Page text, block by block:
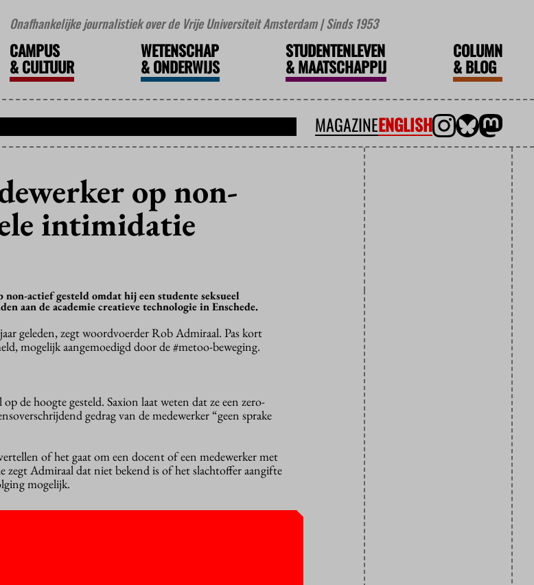
Onafhankelijke journalistiek over de Vrije Universiteit Amsterdam | Sinds 1953
CAMPUS
&CULTUUR
WETENSCHAP
&ONDERWIJS
STUDENTENLEVEN
&MAATSCHAPPIJ
COLUMN
&BLOG
MAGAZINEENGLISH
op non-
intimidatie
actief gesteld omdat hij een studente seksueel
aan de academie creatieve technologie in Enschede.
geleden, zegt woordvoerder Rob Admiraal. Pas kort
mogelijk aangemoedigd door de #metoo-beweging.
de hoogte gesteld. Saxion laat weten dat ze een zero-
gedrag van de medewerker “geen sprake
of het gaat om een docent of een medewerker met
zegt Admiraal dat niet bekend is of het slachtoffer aangifte
mogelijk.
Van Engelshoven naar aanleiding van seksueel
Amsterdam en Arnhem: wat gaat ze met meldingen van
doen?